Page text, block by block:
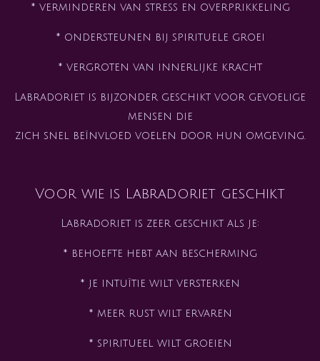
* verminderen van stress en overprikkeling
* ondersteunen bij spirituele groei
* vergroten van innerlijke kracht
Labradoriet is bijzonder geschikt voor gevoelige
mensen die
zich snel beïnvloed voelen door hun omgeving.
Voor wie is Labradoriet geschikt
Labradoriet is zeer geschikt als je:
* behoefte hebt aan bescherming
* je intuïtie wilt versterken
* meer rust wilt ervaren
* spiritueel wilt groeien